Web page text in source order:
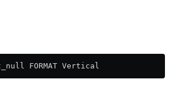
FORMAT Vertical